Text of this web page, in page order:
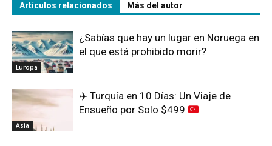
Artículos relacionados Más del autor
Europa
¿Sabías que hay un lugar en Noruega en
el que está prohibido morir?
Asia
✈️ Turquía en 10 Días: Un Viaje de
Ensueño por Solo $499